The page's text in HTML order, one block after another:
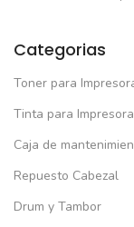
Categorias
Toner para
Tinta para Impresora
Caja de
Repuesto Cabezal
Drum y Tambor